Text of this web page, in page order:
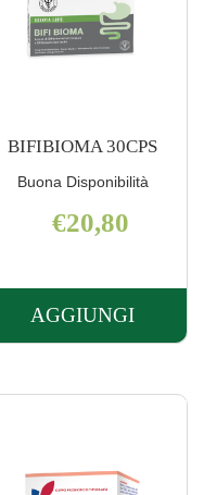
BIFIBIOMA 30CPS
Buona Disponibilità
€20,80
AGGIUNGI
AGGIUNGI